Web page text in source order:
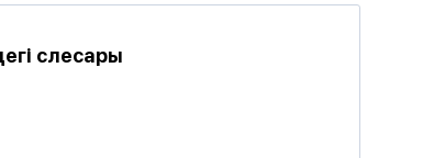
слесары